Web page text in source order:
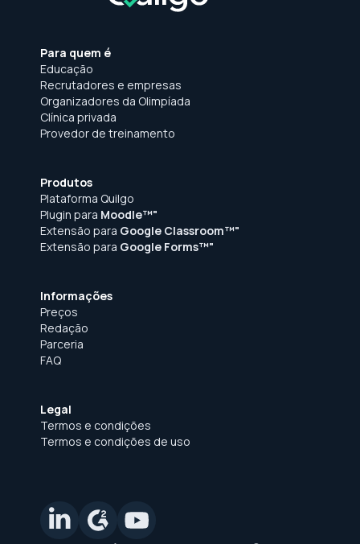
Para quem é
Educação
Recrutadores e empresas
Organizadores da Olimpíada
Clínica privada
Provedor de treinamento
Produtos
Plataforma Quilgo
Plugin para Moodle™"
Extensão para Google Classroom™"
Extensão para Google Forms™"
Informações
Preços
Redação
Parceria
FAQ
Legal
Termos e condições
Termos e condições de uso